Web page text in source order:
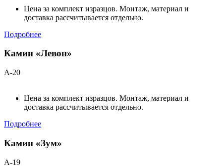
Цена за комплект изразцов. Монтаж, материал и
доставка рассчитывается отдельно.
Подробнее
Камин «Левон»
А-20
Цена за комплект изразцов. Монтаж, материал и
доставка рассчитывается отдельно.
Подробнее
Камин «Зум»
А-19